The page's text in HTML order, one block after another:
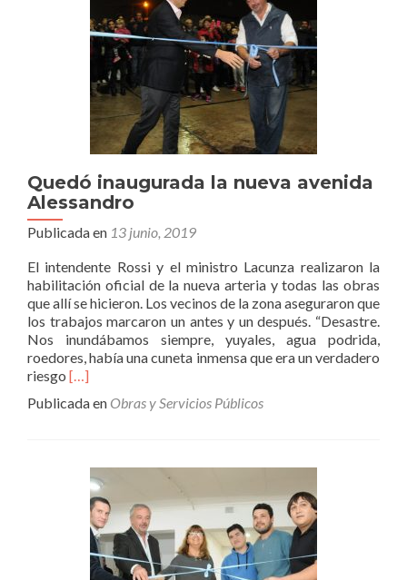
Quedó inaugurada la nueva avenida
Alessandro
Publicada en 13 junio, 2019
El intendente Rossi y el ministro Lacunza realizaron la
habilitación oficial de la nueva arteria y todas las obras
que allí se hicieron. Los vecinos de la zona aseguraron que
los trabajos marcaron un antes y un después. “Desastre.
Nos inundábamos siempre, yuyales, agua podrida,
roedores, había una cuneta inmensa que era un verdadero
riesgo Leer
inaugurada
avenida
Alessandro
[…]
Publicada en Obras y Servicios Públicos